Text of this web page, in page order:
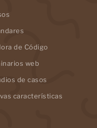
de Código
web
de casos
características